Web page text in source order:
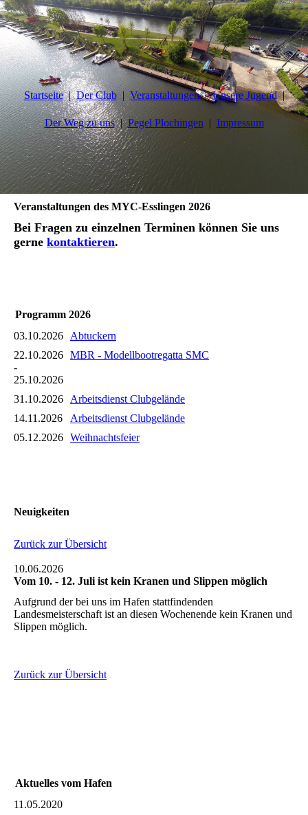
Startseite Der Club Veranstaltungen Unsere Jugend
Der Weg zu uns Pegel Plochingen Impressum
Veranstaltungen des MYC-Esslingen 2026
Bei Fragen zu einzelnen Terminen können Sie uns
gerne kontaktieren.
Programm 2026
03.10.2026
Abtuckern
22.10.2026
-
25.10.2026
MBR - Modellbootregatta SMC
31.10.2026
Arbeitsdienst Clubgelände
14.11.2026
Arbeitsdienst Clubgelände
05.12.2026 Weihnachtsfeier
Neuigkeiten
Zurück zur Übersicht
10.06.2026
Vom 10. - 12. Juli ist kein Kranen und Slippen möglich
Aufgrund der bei uns im Hafen stattfindenden
Landesmeisterschaft ist an diesen Wochenende kein Kranen und
Slippen möglich.
Zurück zur Übersicht
Aktuelles vom Hafen
11.05.2020